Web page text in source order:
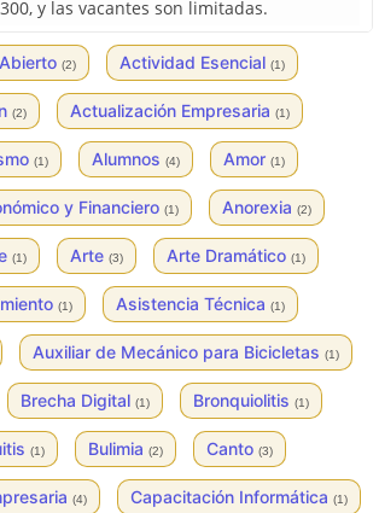
y las vacantes son limitadas.
(2) Actividad Esencial (1)
(2) Actualización Empresaria (1)
(1) Alumnos (4) Amor (1)
y Financiero (1) Anorexia (2)
(1) Arte (3) Arte Dramático (1)
(1) Asistencia Técnica (1)
Auxiliar de Mecánico para Bicicletas (1)
Brecha Digital (1) Bronquiolitis (1)
(1) Bulimia (2) Canto (3)
(4) Capacitación Informática (1)